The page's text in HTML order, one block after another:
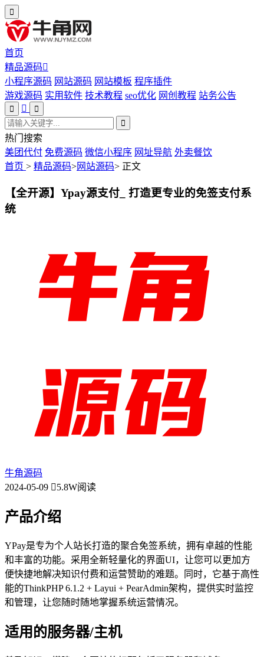
首页
精品源码
小程序源码 网站源码 网站模板 程序插件
游戏源码 实用软件 技术教程 seo优化 网创教程 站务公告
热门搜索
美团代付 免费源码 微信小程序 网址导航 外卖餐饮
首页 > 精品源码>网站源码> 正文
【全开源】Ypay源支付_ 打造更专业的免签支付系
统
牛角源码
2024-05-09
5.8W阅读
产品介绍
YPay是专为个人站长打造的聚合免签系统，拥有卓越的性能
和丰富的功能。采用全新轻量化的界面UI，让您可以更加方
便快捷地解决知识付费和运营赞助的难题。同时，它基于高性
能的ThinkPHP 6.1.2 + Layui + PearAdmin架构，提供实时监控
和管理，让您随时随地掌握系统运营情况。
适用的服务器/主机